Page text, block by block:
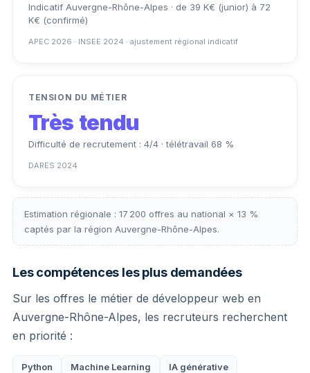
Indicatif Auvergne-Rhône-Alpes · de 39 K€ (junior) à 72
K€ (confirmé)
APEC 2026 · INSEE 2024 · ajustement régional indicatif
TENSION DU MÉTIER
Très tendu
Difficulté de recrutement : 4/4 · télétravail 68 %
DARES 2024
Estimation régionale : 17 200 offres au national × 13 %
captés par la région Auvergne-Rhône-Alpes.
Les compétences les plus demandées
Sur les offres le métier de développeur web en
Auvergne-Rhône-Alpes, les recruteurs recherchent
en priorité :
Python Machine Learning IA générative